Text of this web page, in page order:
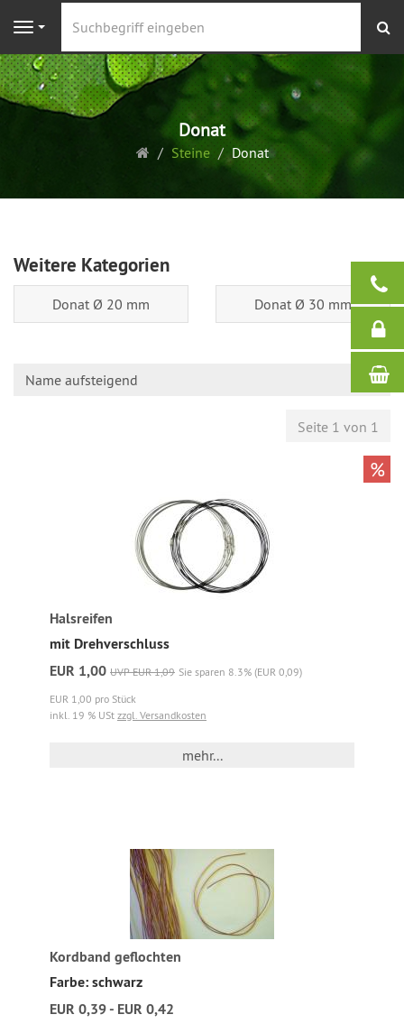
Navigation
Donat
Startseite
Steine Donat
Weitere Kategorien
Donat Ø 20 mm Donat Ø 30 mm
Name aufsteigend
Seite 1 von 1
Halsreifen
mit Drehverschluss
EUR 1,00 UVP EUR 1,09 Sie sparen 8.3% (EUR 0,09)
EUR 1,00 pro Stück
inkl. 19 % USt zzgl. Versandkosten
mehr...
%
Kordband geflochten
Farbe: schwarz
EUR 0,39 - EUR 0,42